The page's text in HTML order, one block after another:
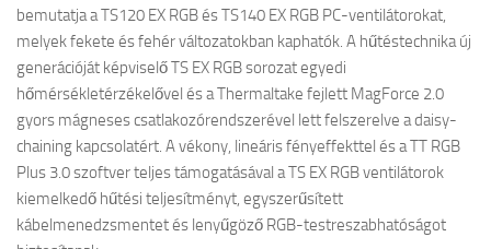
bemutatja a TS120 EX RGB és TS140 EX RGB PC-ventilátorokat,
melyek fekete és fehér változatokban kaphatók. A hűtéstechnika új
generációját képviselő TS EX RGB sorozat egyedi
hőmérsékletérzékelővel és a Thermaltake fejlett MagForce 2.0
gyors mágneses csatlakozórendszerével lett felszerelve a daisy-
chaining kapcsolatért. A vékony, lineáris fényeffekttel és a TT RGB
Plus 3.0 szoftver teljes támogatásával a TS EX RGB ventilátorok
kiemelkedő hűtési teljesítményt, egyszerűsített
kábelmenedzsmentet és lenyűgöző RGB-testreszabhatóságot